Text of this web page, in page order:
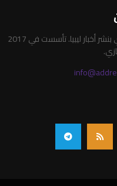
صحيفة العنوان الليبية صحيفة إلكترونية تعني بنشر أخبار ليبيا. تأسست في 2017